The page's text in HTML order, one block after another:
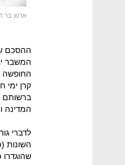
ארנון בר
ההסכם
המשבר
החופשה
קרן ימי
ברשותם
המדינה
לדברי
השונות
שהוגדרו